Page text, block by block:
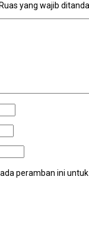
Ruas yang wajib
peramban ini